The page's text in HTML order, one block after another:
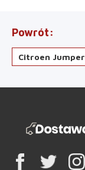
Powrót
Citroen Jumper